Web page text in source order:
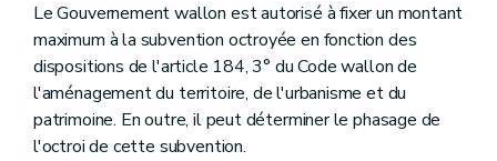
Le Gouvernement wallon est autorisé à fixer un montant
maximum à la subvention octroyée en fonction des
dispositions de l'article 184, 3° du Code wallon de
l'aménagement du territoire, de l'urbanisme et du
patrimoine. En outre, il peut déterminer le phasage de
l'octroi de cette subvention.